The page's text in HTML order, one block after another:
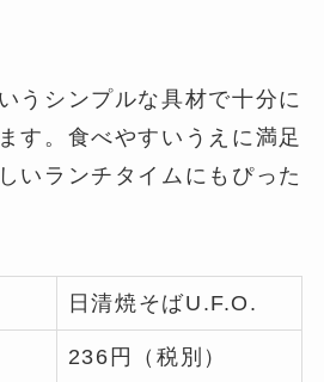
うシンプルな具材で十分に
す。食べやすいうえに満足
いランチタイムにもぴった
日清焼そばU.F.O.
236円（税別）